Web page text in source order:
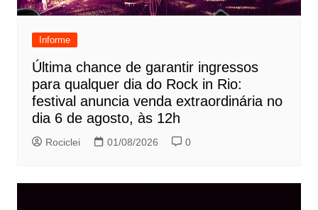
Informe
Última chance de garantir ingressos
para qualquer dia do Rock in Rio:
festival anuncia venda extraordinária no
dia 6 de agosto, às 12h
Rociclei 01/08/2026 0